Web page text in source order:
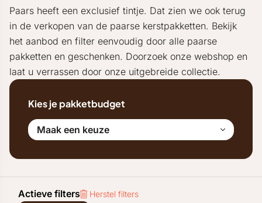
Paars heeft een exclusief tintje. Dat zien we ook terug
in de verkopen van de paarse kerstpakketten. Bekijk
het aanbod en filter eenvoudig door alle paarse
pakketten en geschenken. Doorzoek onze webshop en
laat u verrassen door onze uitgebreide collectie.
Kies je pakketbudget
Maak een keuze
Actieve filters
Herstel filters